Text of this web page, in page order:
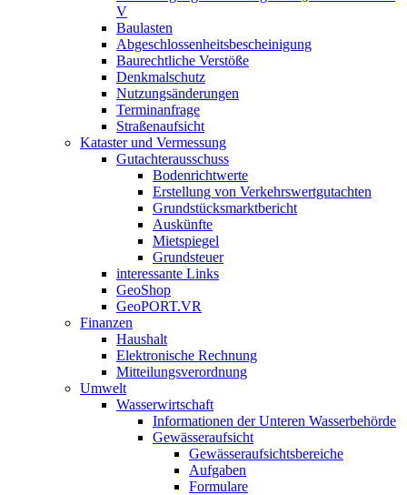
V
Baulasten
Abgeschlossenheits­bescheinigung
Baurechtliche Verstöße
Denkmalschutz
Nutzungsänderungen
Terminanfrage
Straßenaufsicht
Kataster und Vermessung
Gutachterausschuss
Bodenrichtwerte
Erstellung von Verkehrswertgutachten
Grundstücksmarktbericht
Auskünfte
Mietspiegel
Grundsteuer
interessante Links
GeoShop
GeoPORT.VR
Finanzen
Haushalt
Elektronische Rechnung
Mitteilungsverordnung
Umwelt
Wasserwirtschaft
Informationen der Unteren Wasserbehörde
Gewässeraufsicht
Gewässeraufsichtsbereiche
Aufgaben
Formulare